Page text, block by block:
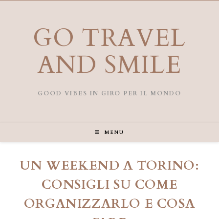
GO TRAVEL
AND SMILE
GOOD VIBES IN GIRO PER IL MONDO
MENU
UN WEEKEND A TORINO:
CONSIGLI SU COME
ORGANIZZARLO E COSA